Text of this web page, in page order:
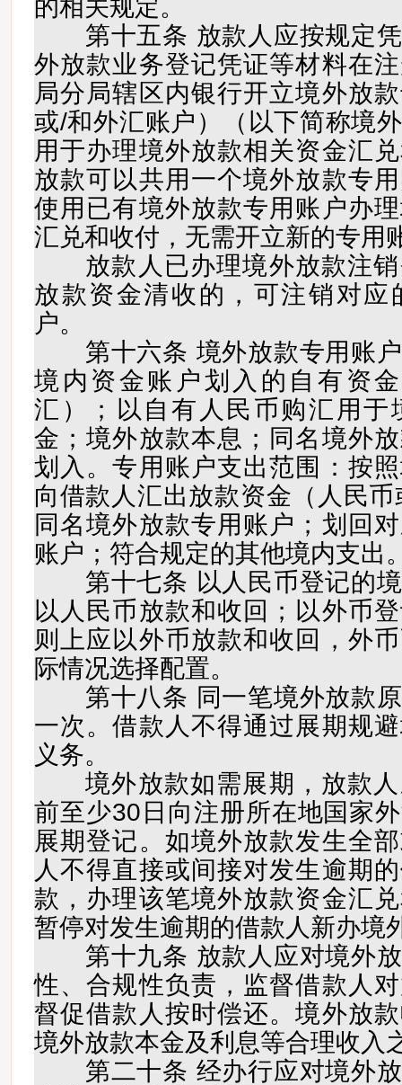
的相关规定。
第十五条 放款人应按规定凭
外放款业务登记凭证等材料在
局分局辖区内银行开立境外放
或/和外汇账户）（以下简称境
用于办理境外放款相关资金汇
放款可以共用一个境外放款专
使用已有境外放款专用账户办
汇兑和收付，无需开立新的专用
放款人已办理境外放款注销
放款资金清收的，可注销对应
户。
第十六条 境外放款专用账户
境内资金账户划入的自有资
汇）；以自有人民币购汇用于
金；境外放款本息；同名境外
划入。专用账户支出范围：按
向借款人汇出放款资金（人民
同名境外放款专用账户；划回
账户；符合规定的其他境内支出
第十七条 以人民币登记的境
以人民币放款和收回；以外币
则上应以外币放款和收回，外
际情况选择配置。
第十八条 同一笔境外放款原
一次。借款人不得通过展期规
义务。
境外放款如需展期，放款人
前至少30日向注册所在地国家
展期登记。如境外放款发生全
人不得直接或间接对发生逾期
款，办理该笔境外放款资金汇
暂停对发生逾期的借款人新办境
第十九条 放款人应对境外放
性、合规性负责，监督借款人
督促借款人按时偿还。境外放
境外放款本金及利息等合理收入
第二十条 经办行应对境外放